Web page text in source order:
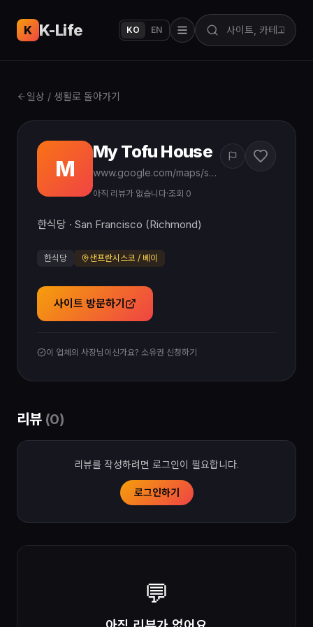
K K-Life KO EN
일상 / 생활로 돌아가기
M
My Tofu House
www.google.com/maps/search/?api=1&query=My%20Tofu%20House%20Korean%20San%20Francisco
아직 리뷰가 없습니다·조회 0
한식당 · San Francisco (Richmond)
한식당 샌프란시스코 / 베이
사이트 방문하기
이 업체의 사장님이신가요? 소유권 신청하기
리뷰 (0)
리뷰를 작성하려면 로그인이 필요합니다.
로그인하기
💬